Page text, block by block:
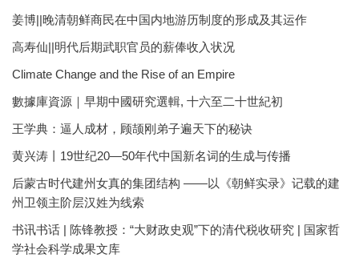
姜博||晚清朝鲜商民在中国内地游历制度的形成及其运作
高寿仙||明代后期武职官员的薪俸收入状况
Climate Change and the Rise of an Empire
數據庫資源｜早期中國研究選輯, 十六至二十世紀初
王学典：逼人成材，顾颉刚弟子遍天下的秘诀
黄兴涛丨19世纪20—50年代中国新名词的生成与传播
后蒙古时代建州女真的集团结构 ——以《朝鲜实录》记载的建
州卫领主阶层汉姓为线索
书讯书话 | 陈锋教授：“大财政史观”下的清代税收研究 | 国家哲
学社会科学成果文库